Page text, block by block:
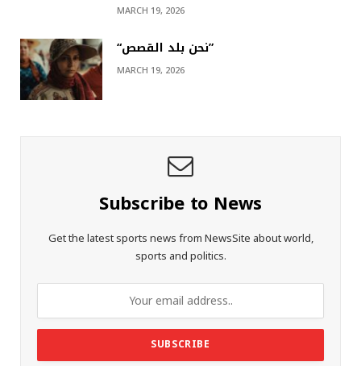
MARCH 19, 2026
“نحن بلد القصص”
MARCH 19, 2026
Subscribe to News
Get the latest sports news from NewsSite about world,
sports and politics.